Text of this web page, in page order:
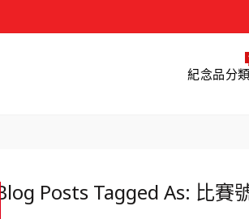
紀念品分類
Blog Posts Tagged As: 比賽